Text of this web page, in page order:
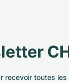
recevoir toutes